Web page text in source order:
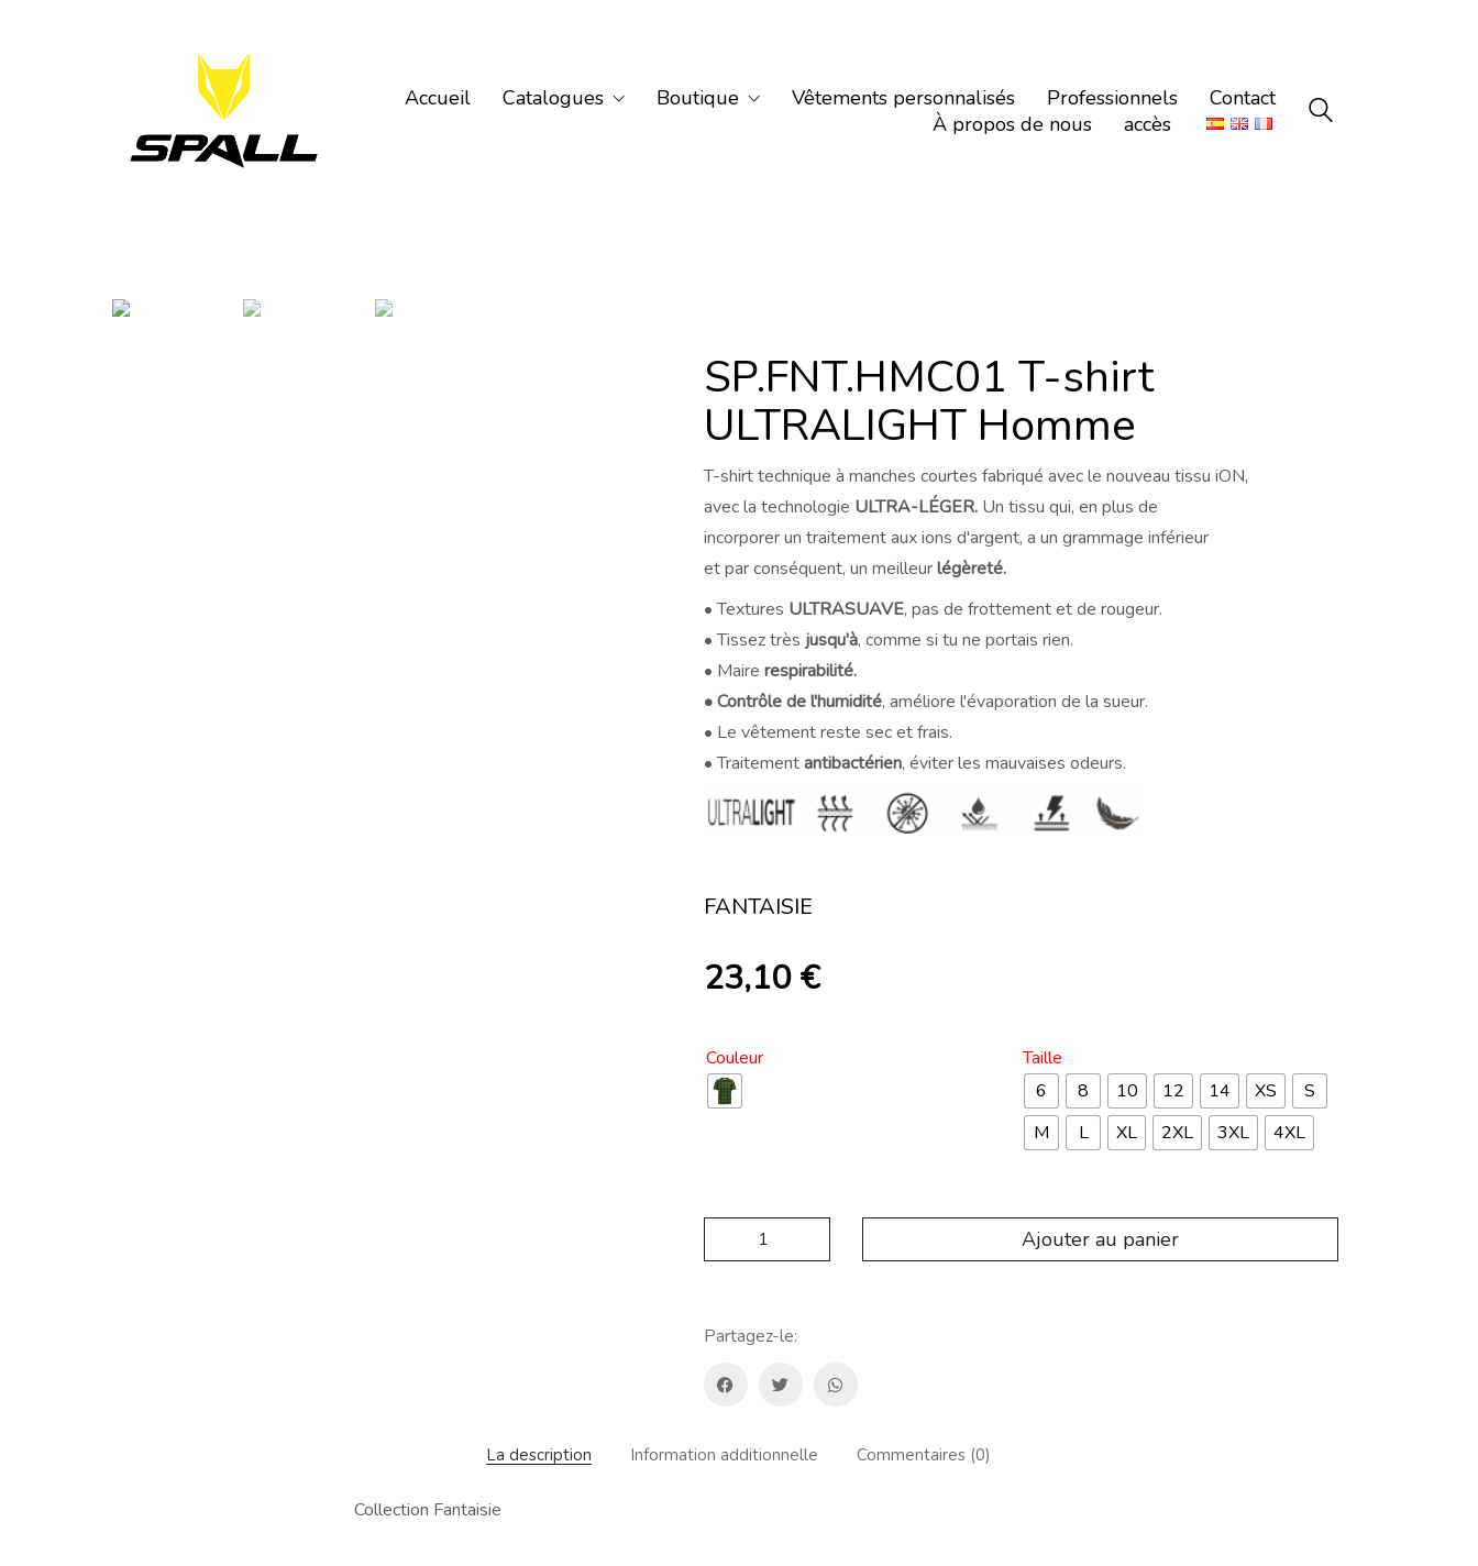
Accueil Catalogues Boutique Vêtements personnalisés Professionnels
Contact
À propos de nous
accès
SP.FNT.HMC01 T-shirt
ULTRALIGHT Homme
T-shirt technique à manches courtes fabriqué avec le nouveau tissu iON,
avec la technologie ULTRA-LÉGER.Un tissu qui, en plus de
incorporer un traitement aux ions d'argent, a un grammage inférieur
et par conséquent, un meilleurlégèreté.
• Textures ULTRASUAVE, pas de frottement et de rougeur.
• Tissez très jusqu'à, comme si tu ne portais rien.
• Maire respirabilité.
• Contrôle de l'humidité, améliore l'évaporation de la sueur.
• Le vêtement reste sec et frais.
• Traitementantibactérien, éviter les mauvaises odeurs.
FANTAISIE
23,10€
Couleur
Taille
6
8 10 12 14 XS
S
M
L XL 2XL 3XL 4XL
Sp.fnt.hmc01
Camiseta
Ajouter au panier
Partagez-le:
La description Information additionnelle Commentaires (0)
Collection Fantaisie